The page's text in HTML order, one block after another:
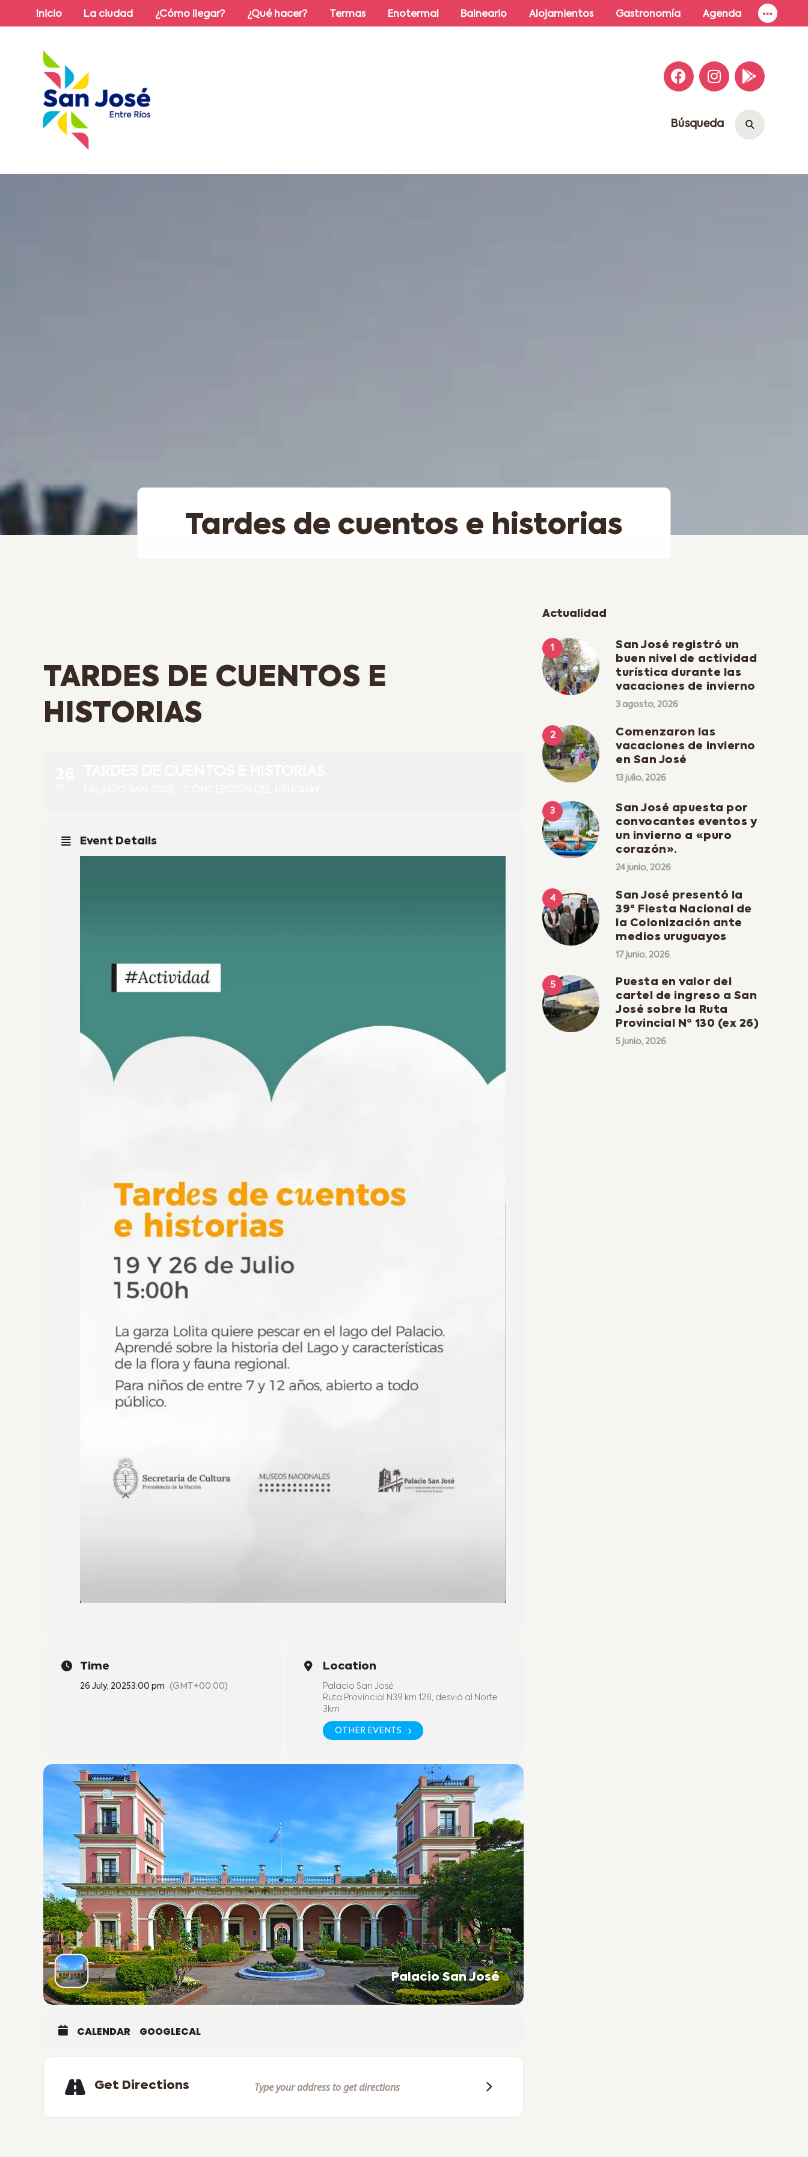
Inicio La ciudad ¿Cómo llegar? ¿Qué hacer? Termas Enotermal Balneario Alojamientos Gastronomía Agenda
Búsqueda
Tardes de cuentos e historias
TARDES DE CUENTOS E
HISTORIAS
Event Details
Time
26 July, 20253:00 pm (GMT+00:00)
Location
Palacio San José
Ruta Provincial N39 km 128, desvió al Norte
3km
OTHER EVENTS
Palacio San José
CALENDAR GOOGLECAL
Get Directions
Actualidad
San José registró un
buen nivel de actividad
turística durante las
vacaciones de invierno
3 agosto, 2026
Comenzaron las
vacaciones de invierno
en San José
13 julio, 2026
San José apuesta por
convocantes eventos y
un invierno a «puro
corazón».
24 junio, 2026
San José presentó la
39ª Fiesta Nacional de
la Colonización ante
medios uruguayos
17 junio, 2026
Puesta en valor del
cartel de ingreso a San
José sobre la Ruta
Provincial Nº 130 (ex 26)
5 junio, 2026